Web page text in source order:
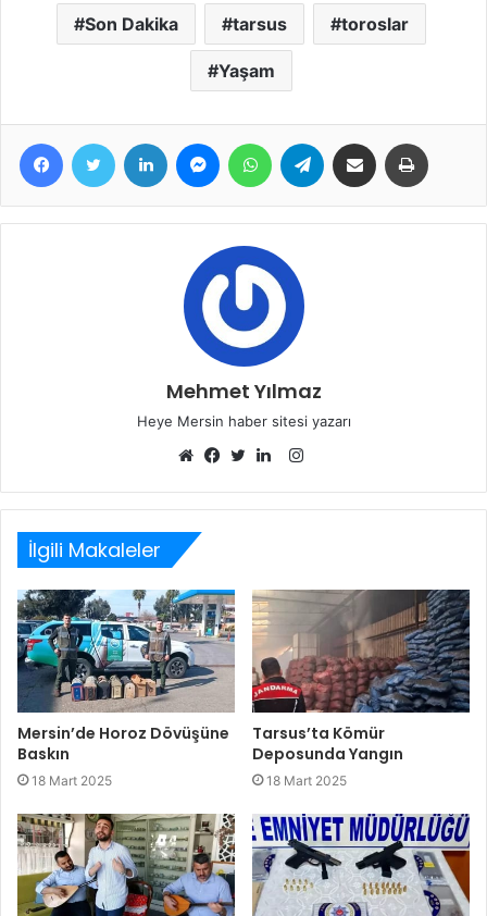
Son Dakika tarsus toroslar
Yaşam
FacebookTwitter LinkedIn MessengerWhatsAppTelegram E-Posta ile paylaş
Mehmet Yılmaz
Heye Mersin haber sitesi yazarı
sitesi
Instagram
İlgili Makaleler
Mersin’de Horoz Dövüşüne
Baskın
18 Mart 2025
Tarsus’ta Kömür
Deposunda Yangın
18 Mart 2025